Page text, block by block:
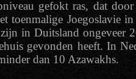
gefokt ras, dat
toenmalige Joegoslavie
in Duitsland ongeveer
gevonden heeft. In
dan 10 Azawakhs.